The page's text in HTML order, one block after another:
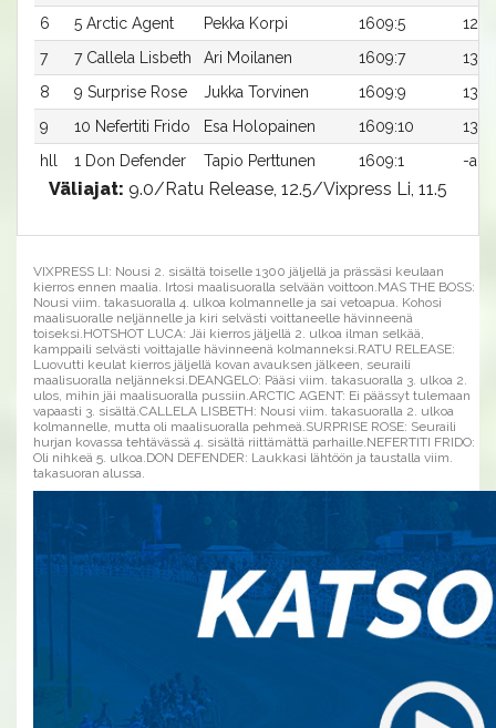
6
5 Arctic Agent Pekka Korpi 1609:5
7
7 Callela Lisbeth Ari Moilanen 1609:7
8
9 Surprise Rose Jukka Torvinen 1609:9
13,7a
9
10 Nefertiti Frido Esa Holopainen 1609:10
hll
1 Don Defender Tapio Perttunen 1609:1 -a
Väliajat: 9.0/Ratu Release, 12.5/Vixpress Li, 11.5
VIXPRESS LI: Nousi 2. sisältä toiselle 1300 jäljellä ja prässäsi keulaan
kierros ennen maalia. Irtosi maalisuoralla selvään voittoon.MAS THE BOSS:
Nousi viim. takasuoralla 4. ulkoa kolmannelle ja sai vetoapua. Kohosi
maalisuoralle neljännelle ja kiri selvästi voittaneelle hävinneenä
toiseksi.HOTSHOT LUCA: Jäi kierros jäljellä 2. ulkoa ilman selkää,
kamppaili selvästi voittajalle hävinneenä kolmanneksi.RATU RELEASE:
Luovutti keulat kierros jäljellä kovan avauksen jälkeen, seuraili
maalisuoralla neljänneksi.DEANGELO: Pääsi viim. takasuoralla 3. ulkoa 2.
ulos, mihin jäi maalisuoralla pussiin.ARCTIC AGENT: Ei päässyt tulemaan
vapaasti 3. sisältä.CALLELA LISBETH: Nousi viim. takasuoralla 2. ulkoa
kolmannelle, mutta oli maalisuoralla pehmeä.SURPRISE ROSE: Seuraili
hurjan kovassa tehtävässä 4. sisältä riittämättä parhaille.NEFERTITI FRIDO:
Oli nihkeä 5. ulkoa.DON DEFENDER: Laukkasi lähtöön ja taustalla viim.
takasuoran alussa.